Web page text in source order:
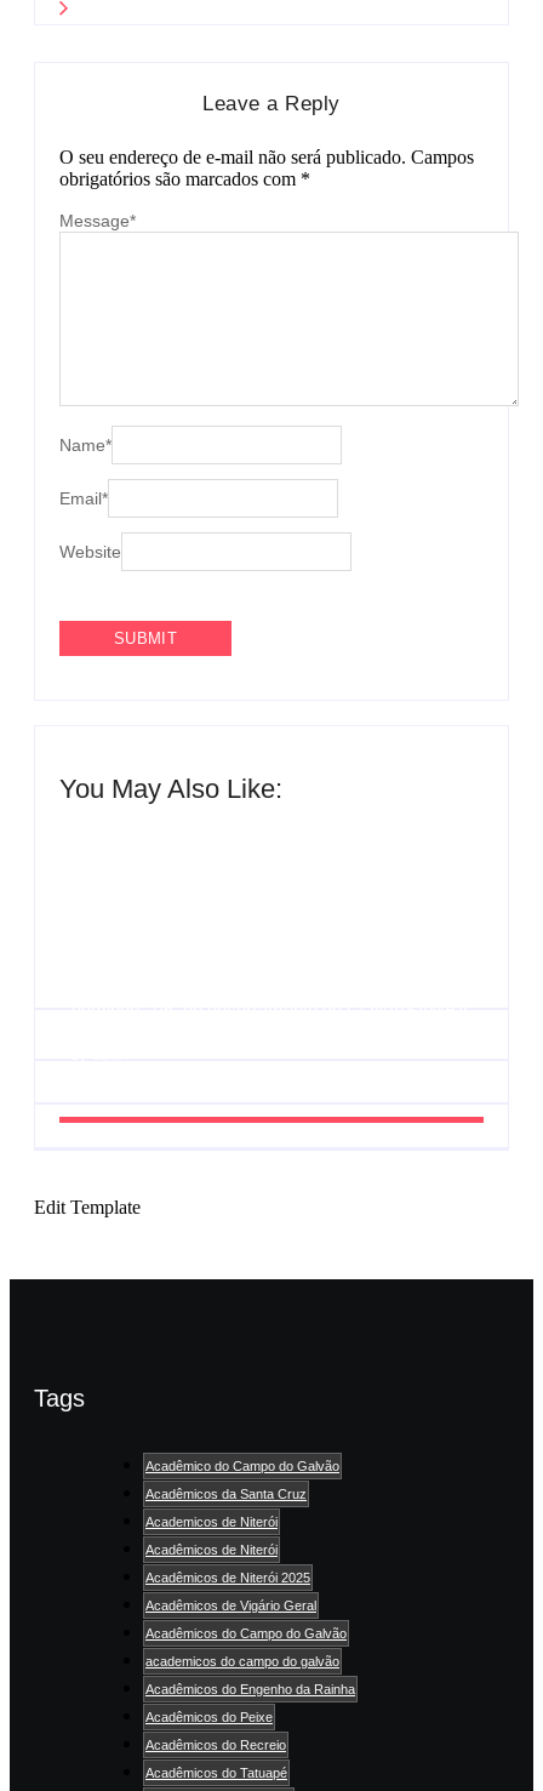
Leave a Reply
O seu endereço de e-mail não será publicado. Campos
obrigatórios são marcados com *
Message*
Name*
Email*
Website
You May Also Like:
Edit Template
Tags
Acadêmico do Campo do Galvão
Acadêmicos da Santa Cruz
Academicos de Niterói
Acadêmicos de Niterói
Acadêmicos de Niterói 2025
Acadêmicos de Vigário Geral
Acadêmicos do Campo do Galvão
academicos do campo do galvão
Acadêmicos do Engenho da Rainha
Acadêmicos do Peixe
Acadêmicos do Recreio
Acadêmicos do Tatuapé